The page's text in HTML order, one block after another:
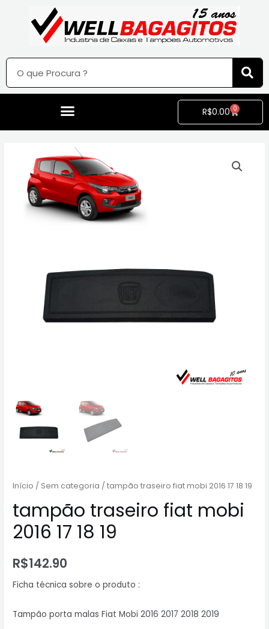
R$0.00 0
Início / Sem categoria / tampão traseiro fiat mobi 2016 17 18 19
tampão traseiro fiat mobi
2016 17 18 19
R$142.90
Ficha técnica sobre o produto :
Tampão porta malas Fiat Mobi 2016 2017 2018 2019